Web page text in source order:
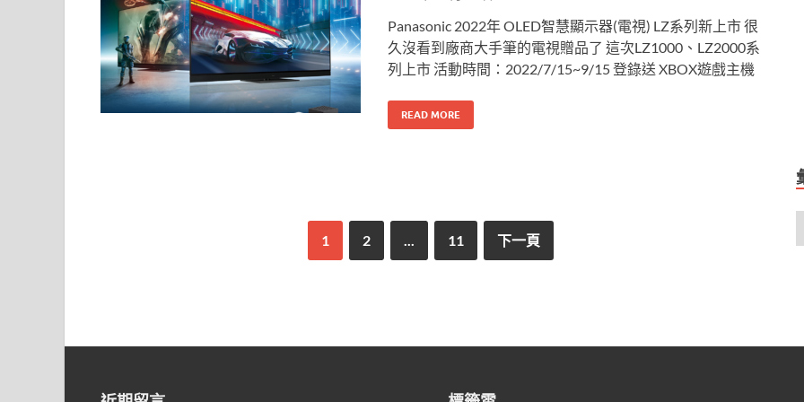
Panasonic 2022年 OLED智慧顯示器(電視) LZ系列新上市 很
久沒看到廠商大手筆的電視贈品了 這次LZ1000、LZ2000系
列上市 活動時間：2022/7/15~9/15 登錄送 XBOX遊戲主機
READ MORE
1 2 11 下一頁